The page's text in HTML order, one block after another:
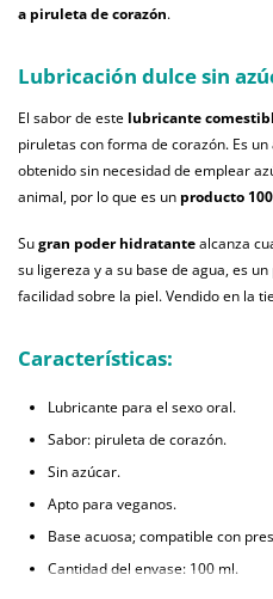
a piruleta de corazón.
Lubricación dulce sin
El sabor de este lubricante
piruletas con forma de corazón. Es
obtenido sin necesidad de emplear
animal, por lo que es un producto
Sugran poder hidratantealcanza
su ligereza y a su base de agua, es
facilidad sobre la piel. Vendido en la
Características:
Lubricante para el sexo oral.
Sabor: piruleta de corazón.
Sin azúcar.
Apto para veganos.
Base acuosa; compatible con
Cantidad del envase: 100 ml.